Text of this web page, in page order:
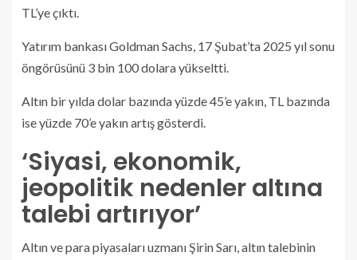
TL’ye çıktı.
Yatırım bankası Goldman Sachs, 17 Şubat’ta 2025 yıl sonu
öngörüsünü 3 bin 100 dolara yükseltti.
Altın bir yılda dolar bazında yüzde 45’e yakın, TL bazında
ise yüzde 70’e yakın artış gösterdi.
‘Siyasi, ekonomik,
jeopolitik nedenler altına
talebi artırıyor’
Altın ve para piyasaları uzmanı Şirin Sarı, altın talebinin